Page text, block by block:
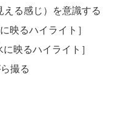
える感じ）を意識する
映るハイライト］
映るハイライト］
撮る